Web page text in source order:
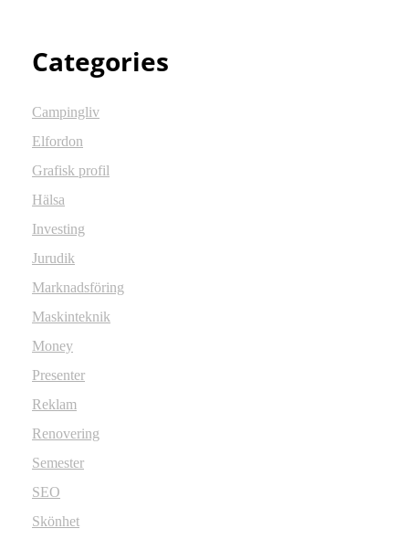
Categories
Campingliv
Elfordon
Grafisk profil
Hälsa
Investing
Jurudik
Marknadsföring
Maskinteknik
Money
Presenter
Reklam
Renovering
Semester
SEO
Skönhet